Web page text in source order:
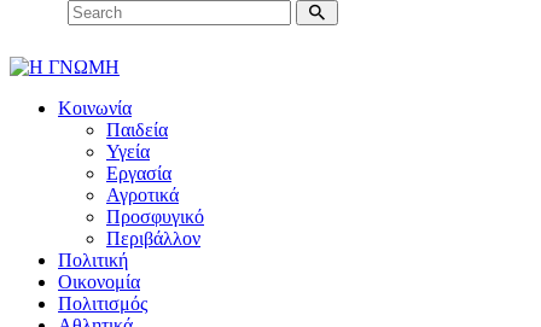
Κοινωνία
Παιδεία
Υγεία
Εργασία
Αγροτικά
Προσφυγικό
Περιβάλλον
Πολιτική
Οικονομία
Πολιτισμός